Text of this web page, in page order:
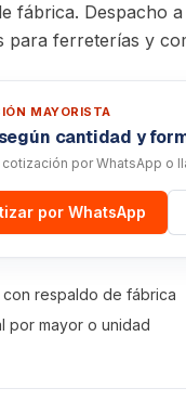
fábrica. Despacho
para ferreterías y
MAYORISTA
cantidad y
cotización por WhatsApp o
por WhatsApp
respaldo de fábrica
por mayor o unidad